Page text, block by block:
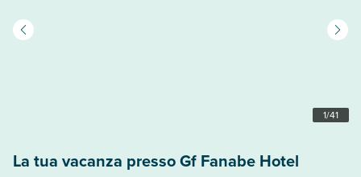
1/41
La tua vacanza presso Gf Fanabe Hotel